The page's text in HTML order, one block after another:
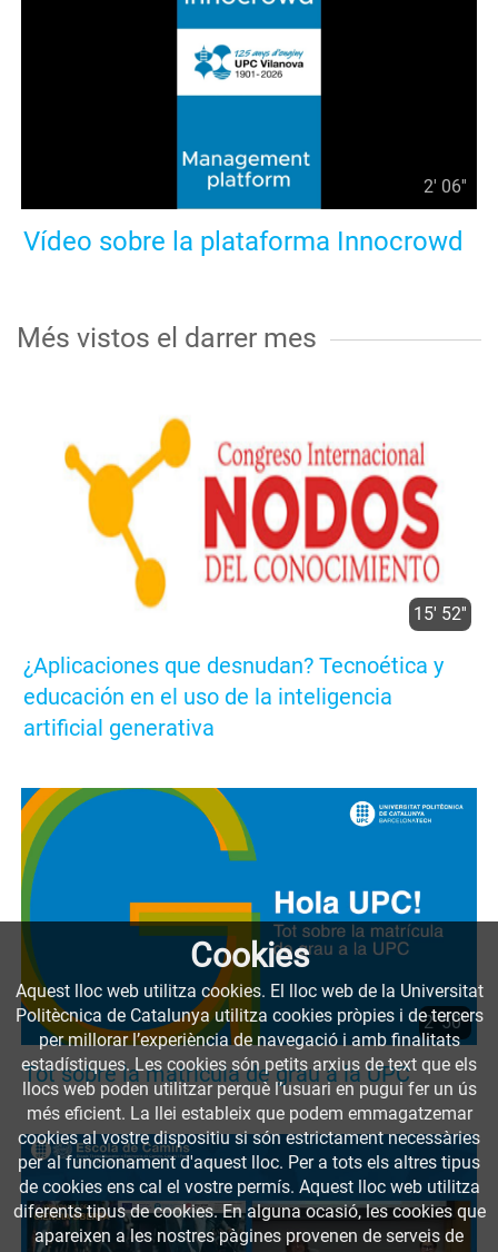
2' 06''
Vídeo sobre la plataforma Innocrowd
Més vistos el darrer mes
15' 52''
¿Aplicaciones que desnudan? Tecnoética y
educación en el uso de la inteligencia
artificial generativa
2' 50''
Tot sobre la matrícula de grau a la UPC
Cookies
Aquest lloc web utilitza cookies. El lloc web de la Universitat
Politècnica de Catalunya utilitza cookies pròpies i de tercers
per millorar l’experiència de navegació i amb finalitats
estadístiques. Les cookies són petits arxius de text que els
llocs web poden utilitzar perquè l’usuari en pugui fer un ús
més eficient. La llei estableix que podem emmagatzemar
cookies al vostre dispositiu si són estrictament necessàries
per al funcionament d'aquest lloc. Per a tots els altres tipus
de cookies ens cal el vostre permís. Aquest lloc web utilitza
diferents tipus de cookies. En alguna ocasió, les cookies que
apareixen a les nostres pàgines provenen de serveis de